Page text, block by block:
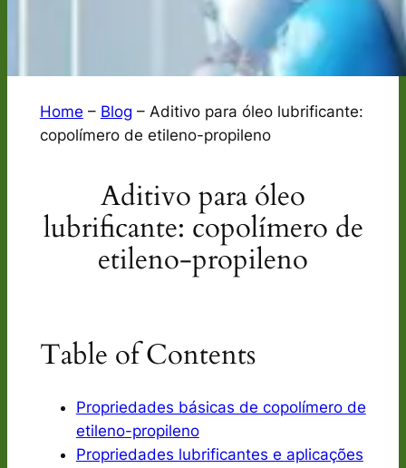
Home – Blog – Aditivo para óleo lubrificante:
copolímero de etileno-propileno
Aditivo para óleo
lubrificante: copolímero de
etileno-propileno
Table of Contents
Propriedades básicas de copolímero de
etileno-propileno
Propriedades lubrificantes e aplicações